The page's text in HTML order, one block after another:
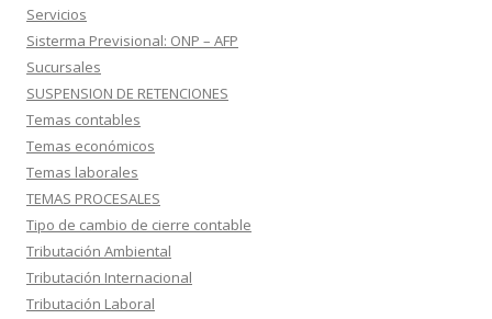
Servicios
Sisterma Previsional: ONP – AFP
Sucursales
SUSPENSION DE RETENCIONES
Temas contables
Temas económicos
Temas laborales
TEMAS PROCESALES
Tipo de cambio de cierre contable
Tributación Ambiental
Tributación Internacional
Tributación Laboral